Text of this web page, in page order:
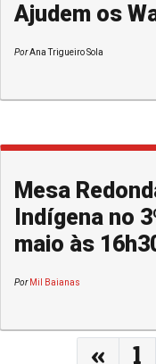
Ajudem os
PorAna Trigueiro Sola
Mesa
Indígena no
maio às
PorMil Baianas
Navegação
« 1